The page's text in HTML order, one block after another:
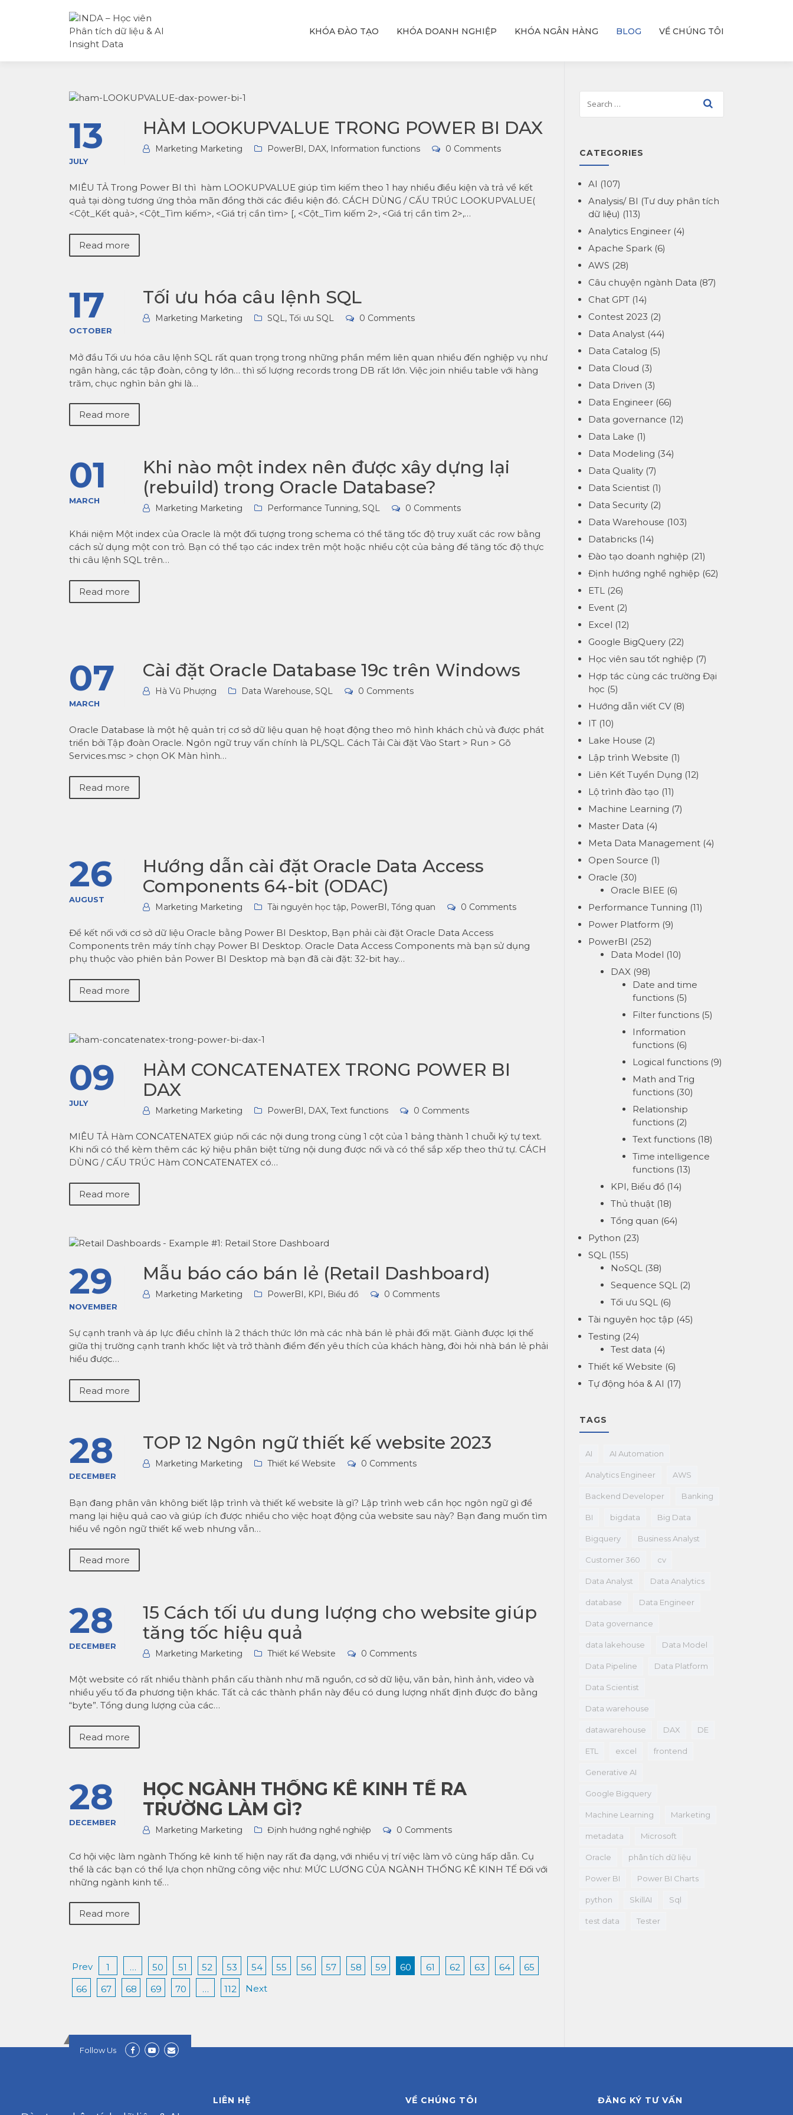
& AI INSIGHT
chứng khoán và doanh
KHÓA ĐÀO TẠO KHÓA DOANH NGHIỆP KHÓA NGÂN HÀNG BLOG VỀ CHÚNG TÔI
13
JULY
HÀM LOOKUPVALUE TRONG POWER BI DAX
Marketing Marketing PowerBI, DAX, Information functions 0 Comments
MIÊU TẢ Trong Power BI thì hàm LOOKUPVALUE giúp tìm kiếm theo 1 hay nhiều điều kiện và trả về kết
quả tại dòng tương ứng thỏa mãn đồng thời các điều kiện đó. CÁCH DÙNG / CẤU TRÚC LOOKUPVALUE(
<Cột_Kết quả>, <Cột_Tìm kiếm>, <Giá trị cần tìm> [, <Cột_Tìm kiếm 2>, <Giá trị cần tìm 2>,…
Read more
17
OCTOBER
Tối ưu hóa câu lệnh SQL
Marketing Marketing SQL, Tối ưu SQL 0 Comments
Mở đầu Tối ưu hóa câu lệnh SQL rất quan trọng trong những phần mềm liên quan nhiều đến nghiệp vụ như
ngân hàng, các tập đoàn, công ty lớn… thì số lượng records trong DB rất lớn. Việc join nhiều table với hàng
trăm, chục nghìn bản ghi là…
Read more
01
MARCH
Khi nào một index nên được xây dựng lại
(rebuild) trong Oracle Database?
Marketing Marketing Performance Tunning, SQL 0 Comments
Khái niệm Một index của Oracle là một đối tượng trong schema có thể tăng tốc độ truy xuất các row bằng
cách sử dụng một con trỏ. Bạn có thể tạo các index trên một hoặc nhiều cột của bảng để tăng tốc độ thực
thi câu lệnh SQL trên…
Read more
07
MARCH
Cài đặt Oracle Database 19c trên Windows
Hà Vũ Phượng Data Warehouse, SQL 0 Comments
Oracle Database là một hệ quản trị cơ sở dữ liệu quan hệ hoạt động theo mô hình khách chủ và được phát
triển bởi Tập đoàn Oracle. Ngôn ngữ truy vấn chính là PL/SQL. Cách Tải Cài đặt Vào Start > Run > Gõ
Services.msc > chọn OK Màn hình…
Read more
26
AUGUST
Hướng dẫn cài đặt Oracle Data Access
Components 64-bit (ODAC)
Marketing Marketing Tài nguyên học tập, PowerBI, Tổng quan 0 Comments
Để kết nối với cơ sở dữ liệu Oracle bằng Power BI Desktop, Bạn phải cài đặt Oracle Data Access
Components trên máy tính chạy Power BI Desktop. Oracle Data Access Components mà bạn sử dụng
phụ thuộc vào phiên bản Power BI Desktop mà bạn đã cài đặt: 32-bit hay…
Read more
09
JULY
HÀM CONCATENATEX TRONG POWER BI
DAX
Marketing Marketing PowerBI, DAX, Text functions 0 Comments
MIÊU TẢ Hàm CONCATENATEX giúp nối các nội dung trong cùng 1 cột của 1 bảng thành 1 chuỗi ký tự text.
Khi nối có thể kèm thêm các ký hiệu phân biệt từng nội dung được nối và có thể sắp xếp theo thứ tự. CÁCH
DÙNG / CẤU TRÚC Hàm CONCATENATEX có…
Read more
29
NOVEMBER
Mẫu báo cáo bán lẻ (Retail Dashboard)
Marketing Marketing PowerBI, KPI, Biểu đồ 0 Comments
Sự cạnh tranh và áp lực điều chỉnh là 2 thách thức lớn mà các nhà bán lẻ phải đối mặt. Giành được lợi thế
giữa thị trường cạnh tranh khốc liệt và trở thành điểm đến yêu thích của khách hàng, đòi hỏi nhà bán lẻ phải
hiểu được…
Read more
28
DECEMBER
TOP 12 Ngôn ngữ thiết kế website 2023
Marketing Marketing Thiết kế Website 0 Comments
Bạn đang phân vân không biết lập trình và thiết kế website là gì? Lập trình web cần học ngôn ngữ gì để
mang lại hiệu quả cao và giúp ích được nhiều cho việc hoạt động của website sau này? Bạn đang muốn tìm
hiểu về ngôn ngữ thiết kế web nhưng vẫn…
Read more
28
DECEMBER
15 Cách tối ưu dung lượng cho website giúp
tăng tốc hiệu quả
Marketing Marketing Thiết kế Website 0 Comments
Một website có rất nhiều thành phần cấu thành như mã nguồn, cơ sở dữ liệu, văn bản, hình ảnh, video và
nhiều yếu tố đa phương tiện khác. Tất cả các thành phần này đều có dung lượng nhất định được đo bằng
“byte”. Tổng dung lượng của các…
Read more
28
DECEMBER
HỌC NGÀNH THỐNG KÊ KINH TẾ RA
TRƯỜNG LÀM GÌ?
Marketing Marketing Định hướng nghề nghiệp 0 Comments
Cơ hội việc làm ngành Thống kê kinh tế hiện nay rất đa dạng, với nhiều vị trí việc làm vô cùng hấp dẫn. Cụ
thể là các bạn có thể lựa chọn những công việc như: MỨC LƯƠNG CỦA NGÀNH THỐNG KÊ KINH TẾ Đối với
những ngành kinh tế…
Read more
Prev 1 … 50 51 52 53 54 55 56 57 58 59 60 61 62 63 64
65
66
67 68 69 70 … 112 Next
CATEGORIES
AI (107)
Analysis/ BI (Tư duy phân tích
dữ liệu) (113)
Analytics Engineer (4)
Apache Spark (6)
AWS (28)
Câu chuyện ngành Data (87)
Chat GPT (14)
Contest 2023 (2)
Data Analyst (44)
Data Catalog (5)
Data Cloud (3)
Data Driven (3)
Data Engineer (66)
Data governance (12)
Data Lake (1)
Data Modeling (34)
Data Quality (7)
Data Scientist (1)
Data Security (2)
Data Warehouse (103)
Databricks (14)
Đào tạo doanh nghiệp (21)
Định hướng nghề nghiệp (62)
ETL (26)
Event (2)
Excel (12)
Google BigQuery (22)
Học viên sau tốt nghiệp (7)
Hợp tác cùng các trường Đại
học (5)
Hướng dẫn viết CV(8)
IT (10)
Lake House (2)
Lập trình Website (1)
Liên Kết Tuyển Dụng (12)
Lộ trình đào tạo (11)
Machine Learning (7)
Master Data (4)
Meta Data Management (4)
Open Source (1)
Oracle (30)
Oracle BIEE(6)
Performance Tunning (11)
Power Platform (9)
PowerBI (252)
Data Model (10)
DAX(98)
Date and time
functions (5)
Filter functions (5)
Information
functions (6)
Logical functions (9)
Math and Trig
functions (30)
Relationship
functions (2)
Text functions (18)
Time intelligence
functions (13)
KPI, Biểu đồ(14)
Thủ thuật(18)
Tổng quan (64)
Python (23)
SQL (155)
NoSQL(38)
Sequence SQL(2)
Tối ưu SQL(6)
Tài nguyên học tập (45)
Testing (24)
Test data (4)
Thiết kế Website (6)
Tự động hóa & AI (17)
TAGS
AI AI Automation
Analytics Engineer AWS
Backend Developer Banking
BI bigdata Big Data
Bigquery Business Analyst
Customer 360 cv
Data Analyst Data Analytics
database Data Engineer
Data governance
data lakehouse Data Model
Data Pipeline Data Platform
Data Scientist
Data warehouse
datawarehouse DAX DE
ETL excel frontend
Generative AI
Google Bigquery
Machine Learning Marketing
metadata Microsoft
Oracle phân tích dữ liệu
Power BI Power BI Charts
python SkillAI Sql
test data Tester
Follow Us
LIÊN HỆ VỀ CHÚNG TÔI ĐĂNG KÝ TƯ VẤN